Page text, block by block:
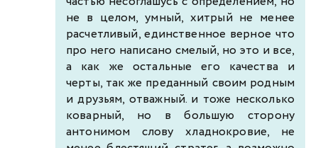
не в целом, умный, хитрый не менее
расчетливый, единственное верное что
про него написано смелый, но это и все,
а как же остальные его качества и
черты, так же преданный своим родным
и друзьям, отважный. и тоже несколько
коварный, но в большую сторону
антонимом слову хладнокровие, не